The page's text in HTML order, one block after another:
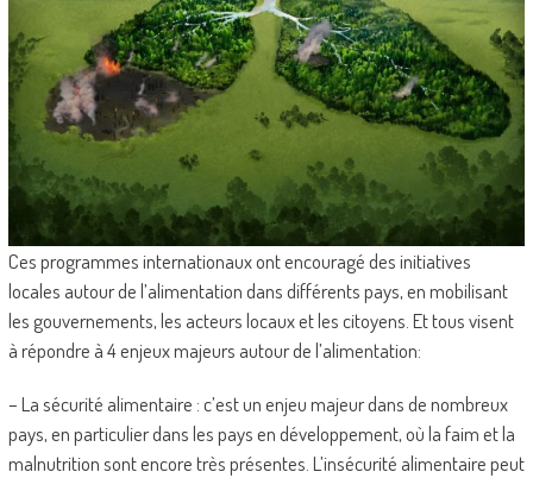
Ces programmes internationaux ont encouragé des initiatives
locales autour de l’alimentation dans différents pays, en mobilisant
les gouvernements, les acteurs locaux et les citoyens. Et tous visent
à répondre à 4 enjeux majeurs autour de l’alimentation:
– La sécurité alimentaire : c’est un enjeu majeur dans de nombreux
pays, en particulier dans les pays en développement, où la faim et la
malnutrition sont encore très présentes. L’insécurité alimentaire peut